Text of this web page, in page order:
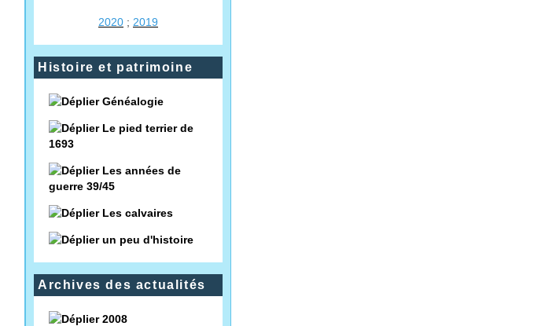
2020 ; 2019
Histoire et patrimoine
Généalogie
Le pied terrier de
1693
Les années de
guerre 39/45
Les calvaires
un peu d'histoire
Archives des actualités
2008